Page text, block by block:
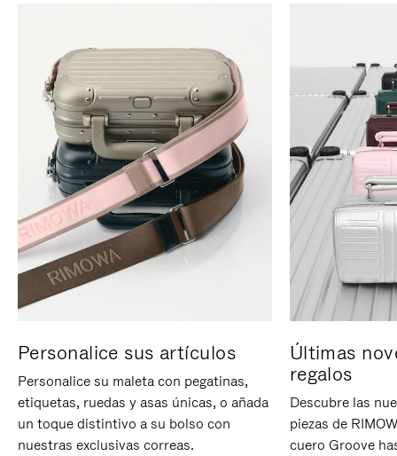
Personalice sus artículos
Personalice su maleta con pegatinas,
etiquetas, ruedas y asas únicas, o añada
un toque distintivo a su bolso con
nuestras exclusivas correas.
Últimas
regalos
Descubre las
piezas de
cuero Groove